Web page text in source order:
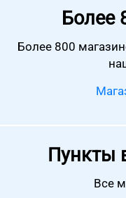
Более
Более 800
Пункты
Все